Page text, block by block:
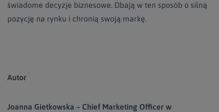
świadome decyzje biznesowe. Dbają w ten sposób o silną
pozycję na rynku i chronią swoją markę.
Autor
Joanna Gietkowska – Chief Marketing Officer w